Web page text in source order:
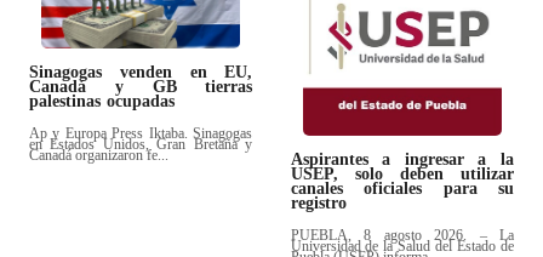
Sinagogas venden en EU,
Canadá y GB tierras
palestinas ocupadas
Ap y Europa Press Iktaba. Sinagogas
en Estados Unidos, Gran Bretaña y
Canadá organizaron fe...
Aspirantes a ingresar a la
USEP, solo deben utilizar
canales oficiales para su
registro
PUEBLA, 8 agosto 2026. – La
Universidad de la Salud del Estado de